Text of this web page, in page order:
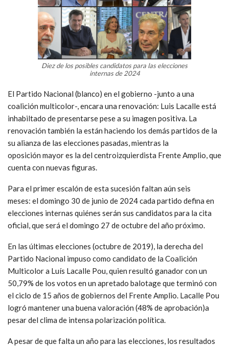
Diez de los posibles candidatos para las elecciones
internas de 2024
El Partido Nacional (blanco) en el gobierno -junto a una
coalición multicolor-, encara una renovación: Luis Lacalle está
inhabiltado de presentarse pese a su imagen positiva. La
renovación también la están haciendo los demás partidos de la
su alianza de las elecciones pasadas, mientras la
oposición mayor es la del centroizquierdista Frente Amplio, que
cuenta con nuevas figuras.
Para el primer escalón de esta sucesión faltan aún seis
meses: el domingo 30 de junio de 2024 cada partido defina en
elecciones internas quiénes serán sus candidatos para la cita
oficial, que será el domingo 27 de octubre del año próximo.
En las últimas elecciones (octubre de 2019), la derecha del
Partido Nacional impuso como candidato de la Coalición
Multicolor a Luís Lacalle Pou, quien resultó ganador con un
50,79% de los votos en un apretado balotage que terminó con
el ciclo de 15 años de gobiernos del Frente Amplio. Lacalle Pou
logró mantener una buena valoración (48% de aprobación)a
pesar del clima de intensa polarización política.
A pesar de que falta un año para las elecciones, los resultados